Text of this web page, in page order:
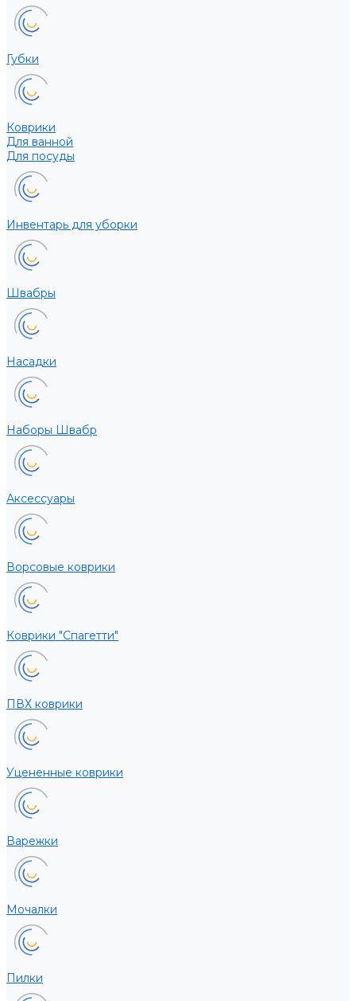
Губки
Коврики
Для ванной
Для посуды
Инвентарь для уборки
Швабры
Насадки
Наборы Швабр
Аксессуары
Ворсовые коврики
Коврики "Спагетти"
ПВХ коврики
Уцененные коврики
Варежки
Мочалки
Пилки